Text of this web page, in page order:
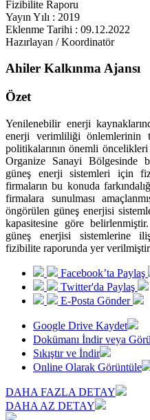
Fizibilite Raporu
Yayın Yılı : 2019
Eklenme Tarihi : 09.12.2022
Hazırlayan / Koordinatör
Ahiler Kalkınma Ajansı
Özet
Yenilenebilir enerji
enerji verimliliği önlemlerinin
politikalarının önemli
Organize Sanayi Bölgesinde
güneş enerji sistemleri için
firmaların bu konuda
firmalara sunulması
öngörülen güneş enerjisi
kapasitesine göre
güneş enerjisi sistemlerine
fizibilite raporunda yer
Facebook’ta Paylaş
Twitter'da Paylaş
E-Posta Gönder
Google Drive Kaydet
Dokümanı İndir veya
Sıkıştır ve İndir
Online Olarak Görüntüle
DAHA FAZLA DETAY
DAHA AZ DETAY